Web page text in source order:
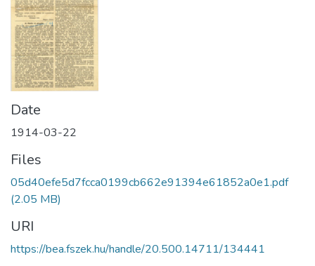
Date
1914-03-22
Files
05d40efe5d7fcca0199cb662e91394e61852a0e1.pdf
(2.05 MB)
URI
https://bea.fszek.hu/handle/20.500.14711/134441